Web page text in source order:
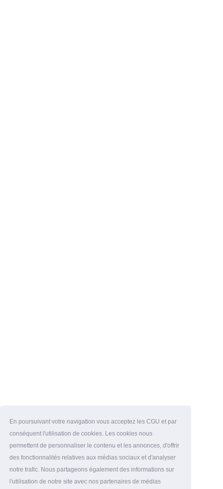
En poursuivant votre navigation vous acceptez les CGU et par
conséquent l'utilisation de cookies. Les cookies nous
permettent de personnaliser le contenu et les annonces, d'offrir
des fonctionnalités relatives aux médias sociaux et d'analyser
notre trafic. Nous partageons également des informations sur
l'utilisation de notre site avec nos partenaires de médias